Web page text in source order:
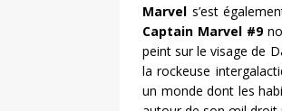
Marvel s’est
Captain Marvel #9
peint sur le visage de
la rockeuse
un monde dont les